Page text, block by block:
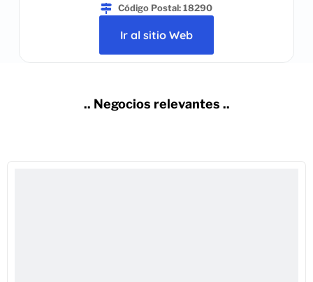
Código Postal: 18290
Ir al sitio Web
.. Negocios relevantes ..